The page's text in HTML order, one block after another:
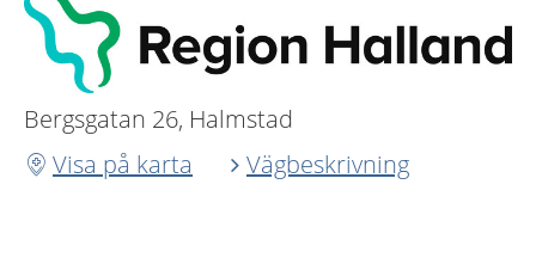
Bergsgatan 26, Halmstad
Visa på karta
Vägbeskrivning